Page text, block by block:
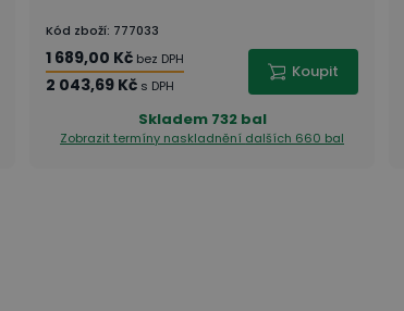
Kód zboží: 777033
1 689,00 Kč bez DPH
2 043,69 Kč s DPH
Koupit
Skladem 732 bal
Zobrazit termíny naskladnění dalších 660 bal